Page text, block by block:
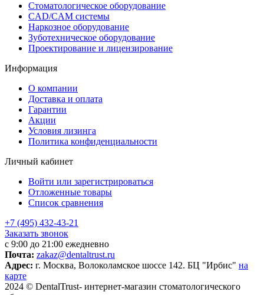
Стоматологическое оборудование
CAD/CAM системы
Наркозное оборудование
Зуботехническое оборудование
Проектирование и лицензирование
Информация
О компании
Доставка и оплата
Гарантии
Акции
Условия лизинга
Политика конфиденциальности
Личный кабинет
Войти или зарегистрироваться
Отложенные товары
Список сравнения
+7 (495) 432-43-21
Заказать звонок
с 9:00 до 21:00 ежедневно
Почта: zakaz@dentaltrust.ru
Адрес: г. Москва, Волоколамское шоссе 142. БЦ "Ирбис" на
карте
2024 © DentalTrust- интернет-магазин стоматологического